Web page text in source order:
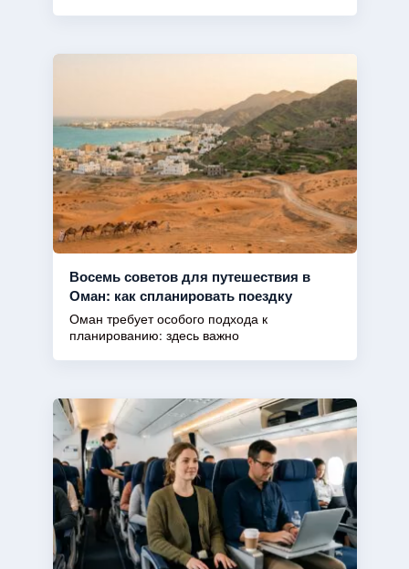
Восемь советов для путешествия в
Оман: как спланировать поездку
Оман требует особого подхода к
планированию: здесь важно